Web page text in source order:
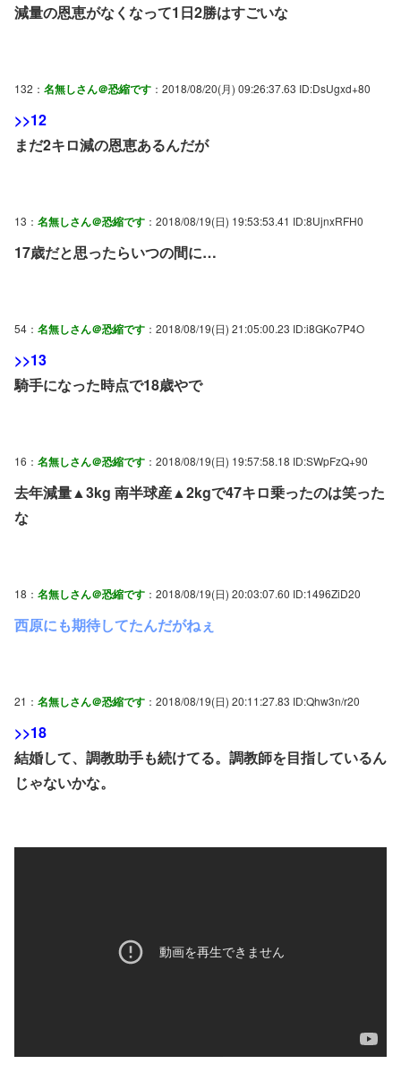
減量の恩恵がなくなって1日2勝はすごいな
132： 名無しさん＠恐縮です ：2018/08/20(月) 09:26:37.63 ID:DsUgxd+80
>>12
まだ2キロ減の恩恵あるんだが
13： 名無しさん＠恐縮です ：2018/08/19(日) 19:53:53.41 ID:8UjnxRFH0
17歳だと思ったらいつの間に…
54： 名無しさん＠恐縮です ：2018/08/19(日) 21:05:00.23 ID:i8GKo7P4O
>>13
騎手になった時点で18歳やで
16： 名無しさん＠恐縮です ：2018/08/19(日) 19:57:58.18 ID:SWpFzQ+90
去年減量▲3kg 南半球産▲2kgで47キロ乗ったのは笑った
な
18： 名無しさん＠恐縮です ：2018/08/19(日) 20:03:07.60 ID:1496ZiD20
西原にも期待してたんだがねぇ
21： 名無しさん＠恐縮です ：2018/08/19(日) 20:11:27.83 ID:Qhw3n/r20
>>18
結婚して、調教助手も続けてる。調教師を目指しているん
じゃないかな。